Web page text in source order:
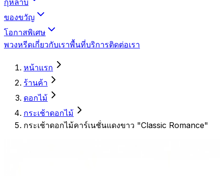
กุหลาบ
ของขวัญ
โอกาสพิเศษ
พวงหรีดเกี่ยวกับเราพื้นที่บริการติดต่อเรา
หน้าแรก
ร้านค้า
ดอกไม้
กระเช้าดอกไม้
กระเช้าดอกไม้คาร์เนชั่นแดงขาว "Classic Romance"